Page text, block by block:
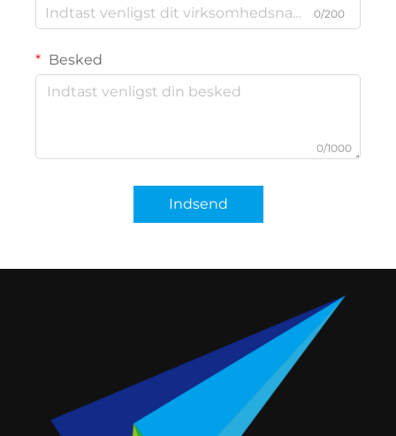
0/200
Besked
0/1000
Indsend